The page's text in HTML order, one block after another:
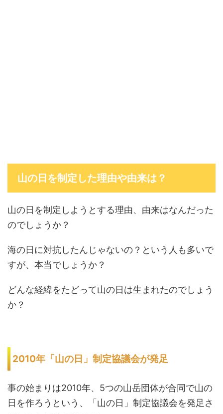
山の日を制定した理由や由来は？
山の日を制定しようとする理由、由来はなんだった
のでしょうか？
海の日に対抗したんじゃないの？という人も多いで
すが、本当でしょうか？
どんな経緯をたどって山の日は生まれたのでしょう
か？
2010年「山の日」制定協議会が発足
事の始まりは2010年、5つの山岳団体が合同で山の
日を作ろうという、「山の日」制定協議会を発足さ